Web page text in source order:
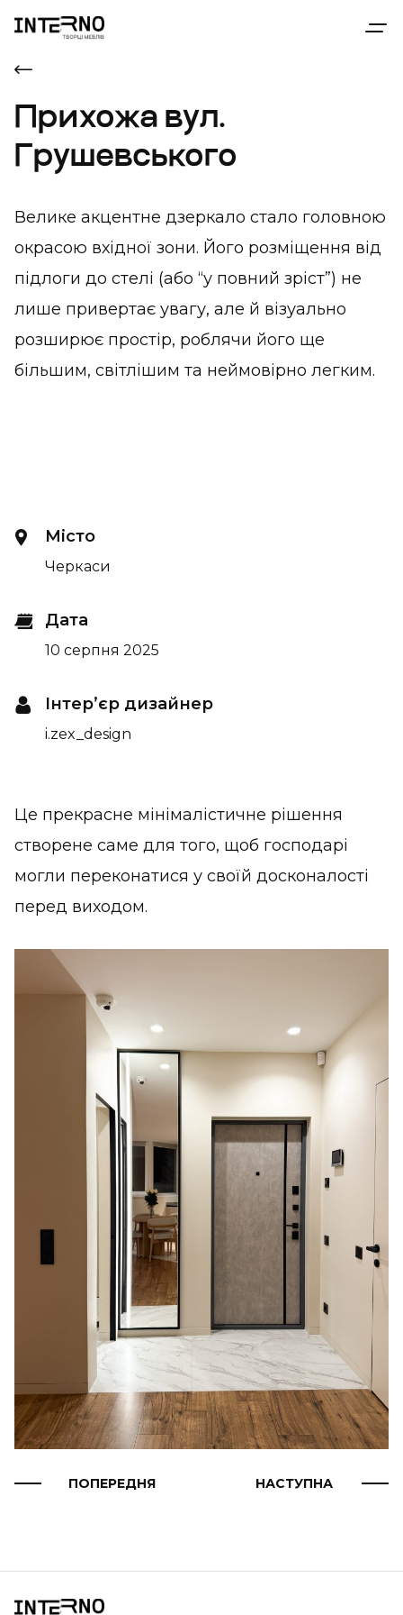
Прихожа вул.
Грушевського
Велике акцентне дзеркало стало головною
окрасою вхідної зони. Його розміщення від
підлоги до стелі (або “у повний зріст”) не
лише привертає увагу, але й візуально
розширює простір, роблячи його ще
більшим, світлішим та неймовірно легким.
Місто
Черкаси
Дата
10 серпня 2025
Інтер’єр дизайнер
i.zex_design
Це прекрасне мінімалістичне рішення
створене саме для того, щоб господарі
могли переконатися у своїй досконалості
перед виходом.
ПОПЕРЕДНЯ НАСТУПНА